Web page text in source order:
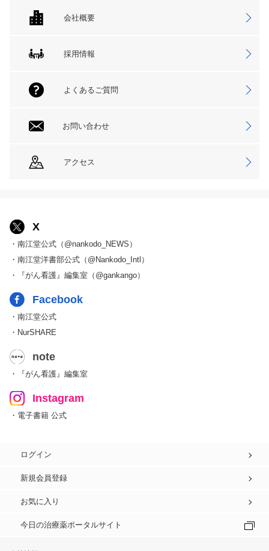
会社概要
採用情報
よくあるご質問
お問い合わせ
アクセス
X
・南江堂公式（@nankodo_NEWS）
・南江堂洋書部公式（@Nankodo_Intl）
・『がん看護』編集室（@gankango）
Facebook
・南江堂公式
・NurSHARE
note
・『がん看護』編集室
Instagram
・電子書籍 公式
ログイン
新規会員登録
お気に入り
今日の治療薬ポータルサイト